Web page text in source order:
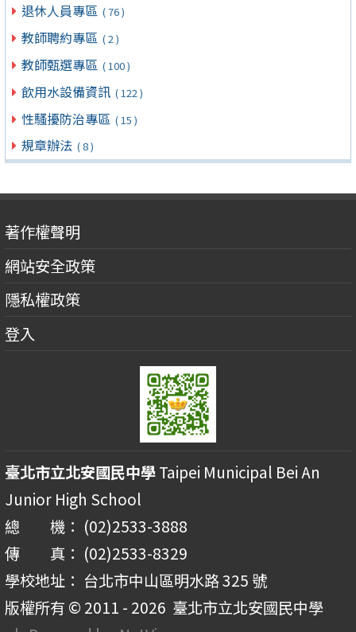
退休人員專區 ( 76 )
教師聘約專區 ( 2 )
教師甄選專區 ( 100 )
飲用水設備資訊 ( 122 )
性騷擾防治專區 ( 15 )
規章辦法 ( 8 )
著作權聲明
網站安全政策
隱私權政策
登入
臺北市立北安國民中學Taipei Municipal Bei An
Junior High School
總 機： (02)2533-3888
傳 真： (02)2533-8329
學校地址： 台北市中山區明水路 325 號
版權所有 © 2011 - 2026 臺北市立北安國民中學